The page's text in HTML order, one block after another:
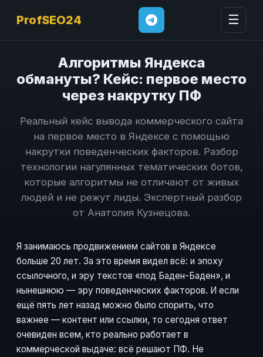
ProfSEO24 ☰
Алгоритмы Яндекса
обмануты? Кейс: первое место
через накрутку ПФ
Реальный кейс вывода коммерческого сайта
на первое место в Яндексе с помощью
накрутки поведенческих факторов. Разбор
технологии нагулянных тематических ботов,
которые алгоритмы не отличают от живых
людей и не режут лиды. Экспертный разбор
от Анатолия Кузнецова.
Я занимаюсь продвижением сайтов в Яндексе
больше 20 лет. За это время видел всё: и эпоху
ссылочного, и эру текстов «под Баден-Баден», и
нынешнюю — эру поведенческих факторов. И если
ещё пять лет назад можно было спорить, что
важнее — контент или ссылки, то сегодня ответ
очевиден всем, кто реально работает в
коммерческой выдаче: всё решают ПФ. Не